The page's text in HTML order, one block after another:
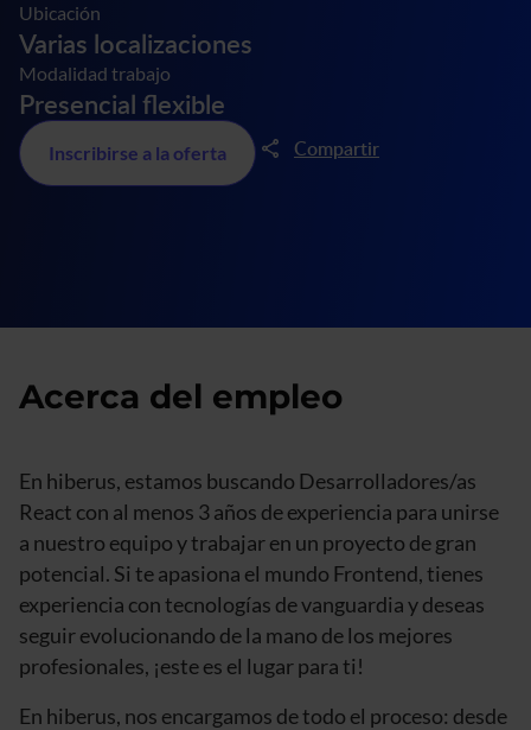
Ubicación
Varias localizaciones
Modalidad trabajo
Presencial flexible
Inscribirse a la oferta Compartir
Acerca del empleo
En hiberus, estamos buscando Desarrolladores/as
React con al menos 3 años de experiencia para unirse
a nuestro equipo y trabajar en un proyecto de gran
potencial. Si te apasiona el mundo Frontend, tienes
experiencia con tecnologías de vanguardia y deseas
seguir evolucionando de la mano de los mejores
profesionales, ¡este es el lugar para ti!
En hiberus, nos encargamos de todo el proceso: desde